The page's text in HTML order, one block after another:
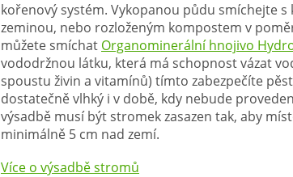
kořenový systém. Vykopanou půdu smíchejte
zeminou, nebo rozloženým kompostem v
můžete smíchat Organominerální hnojivo
vododržnou látku, která má schopnost vázat
spoustu živin a vitamínů) tímto zabezpečíte
dostatečně vlhký i v době, kdy nebude
výsadbě musí být stromek zasazen tak, aby
minimálně 5 cm nad zemí.
Více o výsadbě stromů